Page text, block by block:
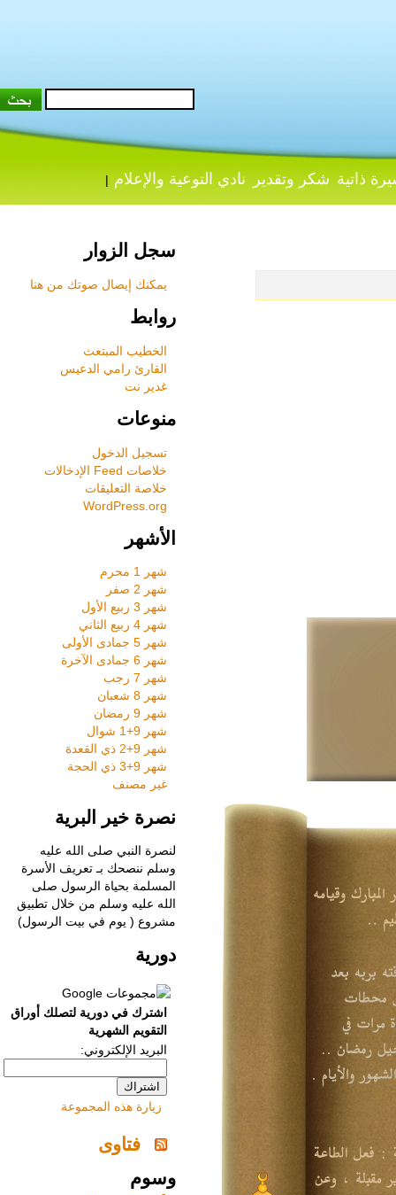
شكر وتقدير نادي التوعية والإعلام|
سجل الزوار
يمكنك إيصال صوتك من هنا
روابط
الخطيب المبتعث
القارئ رامي الدعيس
غدير نت
منوعات
تسجيل الدخول
خلاصات Feed الإدخالات
خلاصة التعليقات
WordPress.org
الأشهر
شهر 1 محرم
شهر 2 صفر
شهر 3 ربيع الأول
شهر 4 ربيع الثاني
شهر 5 جمادى الأولى
شهر 6 جمادى الآخرة
شهر 7 رجب
شهر 8 شعبان
شهر 9 رمضان
شهر 9+1 شوال
شهر 9+2 ذي القعدة
شهر 9+3 ذي الحجة
غير مصنف
نصرة خير البرية
لنصرة النبي صلى الله عليه
وسلم ننصحك بـ‌تعريف الأسرة
المسلمة بحياة الرسول صلى
الله عليه وسلم من خلال تطبيق
مشروع ( يوم في بيت الرسول)
دورية
اشترك في دورية لتصلك أوراق
التقويم الشهرية
البريد الإلكتروني:
زيارة هذه المجموعة
فتاوى
وسوم